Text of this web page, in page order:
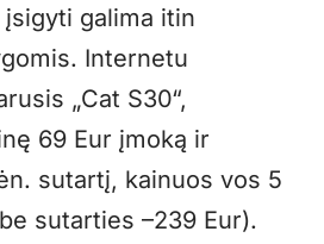
įsigyti galima itin
Internetu
„Cat S30“,
69 Eur įmoką ir
sutartį, kainuos vos 5
sutarties –239 Eur).